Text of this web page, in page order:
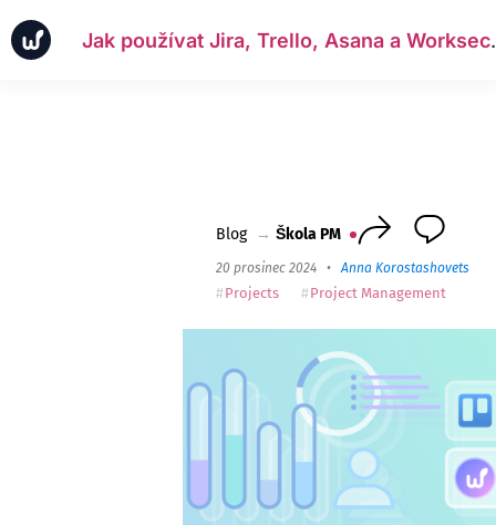
Jak
Blog → Škola PM
20 prosinec 2024 •Anna Korostashovets
Projects Project Management